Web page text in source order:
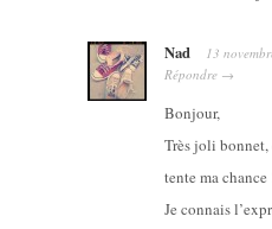
Nad 13
Répondre →
Bonjour,
Très joli bonnet,
tente ma chance
Je connais